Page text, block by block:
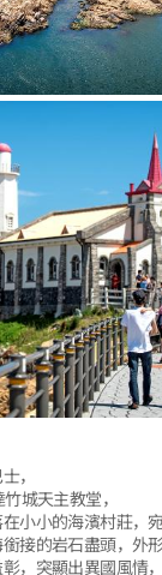
，
城天主教堂，
小小的海濱村莊，
接的岩石盡頭，外
，突顯出異國風情，